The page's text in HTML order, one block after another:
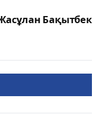
Бақытбек